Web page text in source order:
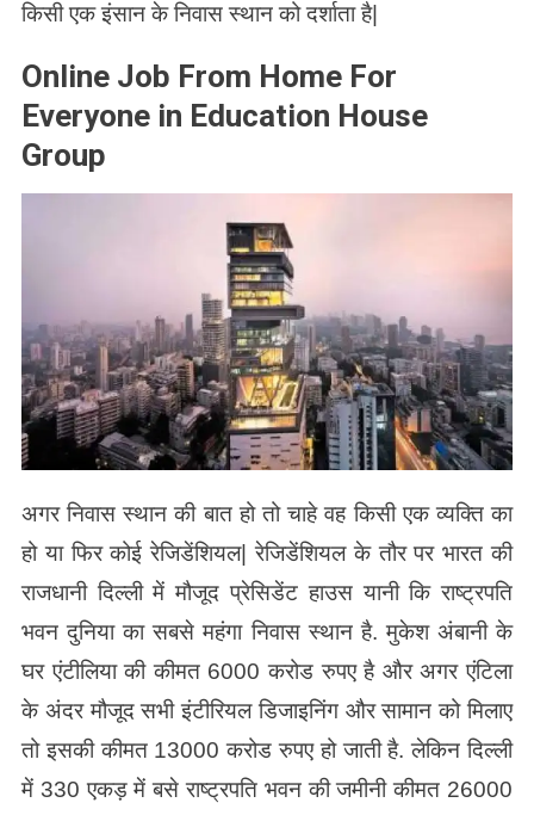
किसी एक इंसान के निवास स्थान को दर्शाता है|
Online Job From Home For
Everyone in Education House
Group
अगर निवास स्थान की बात हो तो चाहे वह किसी एक व्यक्ति का
हो या फिर कोई रेजिडेंशियल| रेजिडेंशियल के तौर पर भारत की
राजधानी दिल्ली में मौजूद प्रेसिडेंट हाउस यानी कि राष्ट्रपति
भवन दुनिया का सबसे महंगा निवास स्थान है. मुकेश अंबानी के
घर एंटीलिया की कीमत 6000 करोड रुपए है और अगर एंटिला
के अंदर मौजूद सभी इंटीरियल डिजाइनिंग और सामान को मिलाए
तो इसकी कीमत 13000 करोड रुपए हो जाती है. लेकिन दिल्ली
में 330 एकड़ में बसे राष्ट्रपति भवन की जमीनी कीमत 26000